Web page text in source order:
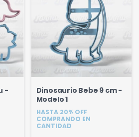
-
Dinosaurio Bebe 9 cm -
Modelo 1
HASTA 20% OFF
COMPRANDO EN
CANTIDAD